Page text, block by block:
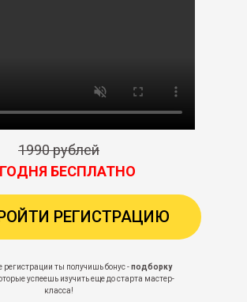
БЕСПЛАТНО
1990 рублей
регистрации ты получишь бонус -подборку
успеешь изучить еще до старта мастер-
класса!
РЕГИСТРАЦИЮ